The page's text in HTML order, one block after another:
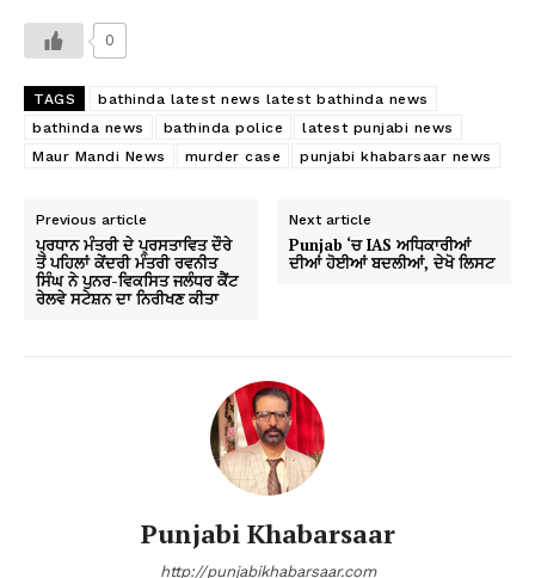
0
TAGS
bathinda latest news latest bathinda news
bathinda news
bathinda police
latest punjabi news
Maur Mandi News
murder case punjabi khabarsaar news
Previous article
ਪ੍ਰਧਾਨ ਮੰਤਰੀ ਦੇ ਪ੍ਰਸਤਾਵਿਤ ਦੌਰੇ
ਤੋਂ ਪਹਿਲਾਂ ਕੇਂਦਰੀ ਮੰਤਰੀ ਰਵਨੀਤ
ਸਿੰਘ ਨੇ ਪੁਨਰ-ਵਿਕਸਿਤ ਜਲੰਧਰ ਕੈਂਟ
ਰੇਲਵੇ ਸਟੇਸ਼ਨ ਦਾ ਨਿਰੀਖਣ ਕੀਤਾ
Next article
Punjab ‘ਚ IAS ਅਧਿਕਾਰੀਆਂ
ਦੀਆਂ ਹੋਈਆਂ ਬਦਲੀਆਂ, ਦੇਖੋ ਲਿਸਟ
Punjabi Khabarsaar
http://punjabikhabarsaar.com